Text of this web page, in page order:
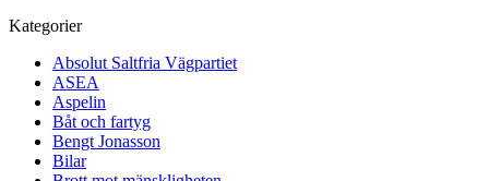
Kategorier
Absolut Saltfria Vägpartiet
ASEA
Aspelin
Båt och fartyg
Bengt Jonasson
Bilar